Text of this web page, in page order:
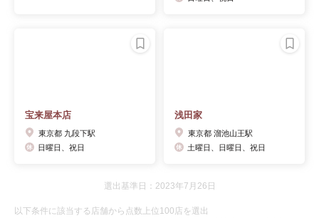
宝来屋本店
東京都 九段下駅
日曜日、祝日
浅田家
東京都 溜池山王駅
土曜日、日曜日、祝日
選出基準日：2023年7月26日
以下条件に該当する店舗から点数上位100店を選出